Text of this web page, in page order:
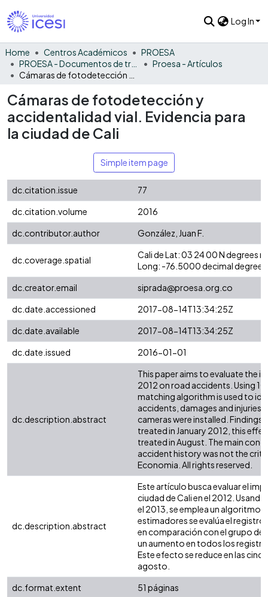
Log In
Home Centros Académicos
PROESA
Proesa - Artículos
Cámaras de fotodetección y
accidentalidad vial. Evidencia para
la ciudad de Cali
Simple item page
dc.citation.issue
77
dc.citation.volume
2016
dc.contributor.author
González, Juan F.
dc.coverage.spatial
Cali de Lat: 03 24 00 N degrees
Long: -76.5000 decimal
dc.creator.email
siprada@proesa.org.co
dc.date.accessioned
2017-08-14T13:34:25Z
dc.date.available
2017-08-14T13:34:25Z
dc.date.issued
2016-01-01
dc.description.abstract
This paper aims to evaluate the
2012 on road accidents. Using
matching algorithm is used to
accidents, damages and
cameras were installed.
treated in January 2012, this
treated in August. The main
accident history was not the
Economia. All rights reserved.
dc.description.abstract
Este artículo busca evaluar el
ciudad de Cali en el 2012.
el 2013, se emplea un algoritmo
estimadores se evalúa el
en comparación con el grupo de
un aumento en todos los
Este efecto se reduce en las
agosto.
dc.format.extent
51 páginas